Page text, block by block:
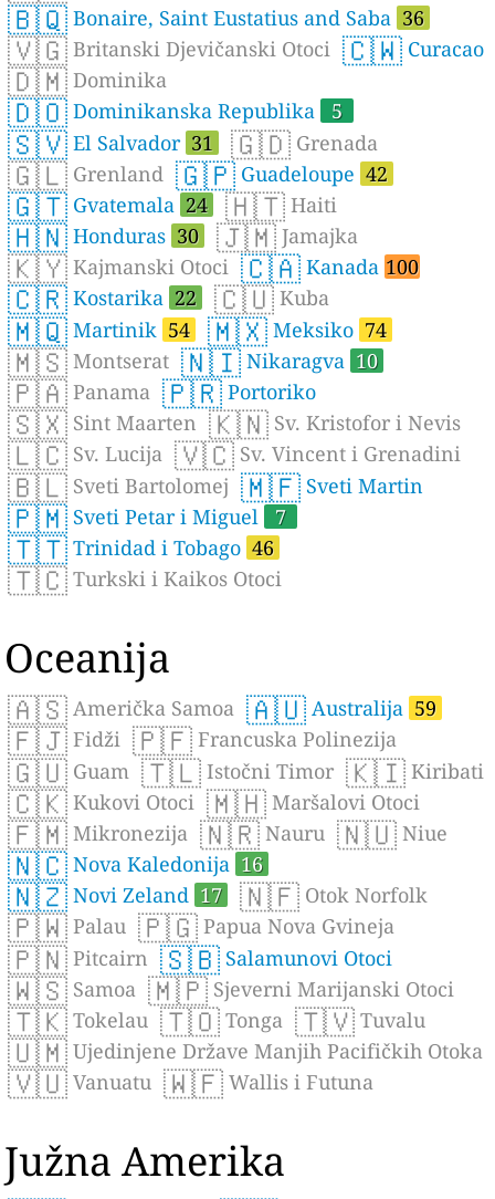
🇧🇶 Bonaire, Saint Eustatius and Saba 36
🇻🇬 Britanski Djevičanski Otoci 🇨🇼 Curacao
🇩🇲 Dominika
🇩🇴 Dominikanska Republika 5
🇸🇻 El Salvador 31 🇬🇩 Grenada
🇬🇱 Grenland 🇬🇵 Guadeloupe 42
🇬🇹 Gvatemala 24 🇭🇹 Haiti
🇭🇳 Honduras 30 🇯🇲 Jamajka
🇰🇾 Kajmanski Otoci 🇨🇦 Kanada 100
🇨🇷 Kostarika 22 🇨🇺 Kuba
🇲🇶 Martinik 54 🇲🇽 Meksiko 74
🇲🇸 Montserat 🇳🇮 Nikaragva 10
🇵🇦 Panama 🇵🇷 Portoriko
🇸🇽 Sint Maarten 🇰🇳 Sv. Kristofor i Nevis
🇱🇨 Sv. Lucija 🇻🇨 Sv. Vincent i Grenadini
🇧🇱 Sveti Bartolomej 🇲🇫 Sveti Martin
🇵🇲 Sveti Petar i Miguel 7
🇹🇹 Trinidad i Tobago 46
🇹🇨 Turkski i Kaikos Otoci
Oceanija
🇦🇸 Američka Samoa 🇦🇺 Australija 59
🇫🇯 Fidži 🇵🇫 Francuska Polinezija
🇬🇺 Guam 🇹🇱 Istočni Timor 🇰🇮 Kiribati
🇨🇰 Kukovi Otoci 🇲🇭 Maršalovi Otoci
🇫🇲 Mikronezija 🇳🇷 Nauru 🇳🇺 Niue
🇳🇨 Nova Kaledonija 16
🇳🇿 Novi Zeland 17 🇳🇫 Otok Norfolk
🇵🇼 Palau 🇵🇬 Papua Nova Gvineja
🇵🇳 Pitcairn 🇸🇧 Salamunovi Otoci
🇼🇸 Samoa 🇲🇵 Sjeverni Marijanski Otoci
🇹🇰 Tokelau 🇹🇴 Tonga 🇹🇻 Tuvalu
🇺🇲 Ujedinjene Države Manjih Pacifičkih Otoka
🇻🇺 Vanuatu 🇼🇫 Wallis i Futuna
Južna Amerika